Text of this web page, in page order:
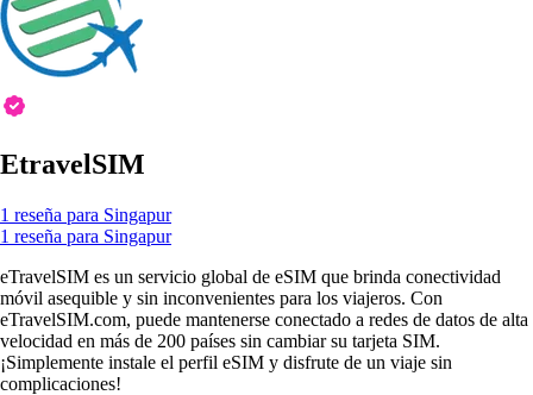
EtravelSIM
1 reseña para Singapur
1 reseña para Singapur
eTravelSIM es un servicio global de eSIM que brinda conectividad
móvil asequible y sin inconvenientes para los viajeros. Con
eTravelSIM.com, puede mantenerse conectado a redes de datos de alta
velocidad en más de 200 países sin cambiar su tarjeta SIM.
¡Simplemente instale el perfil eSIM y disfrute de un viaje sin
complicaciones!